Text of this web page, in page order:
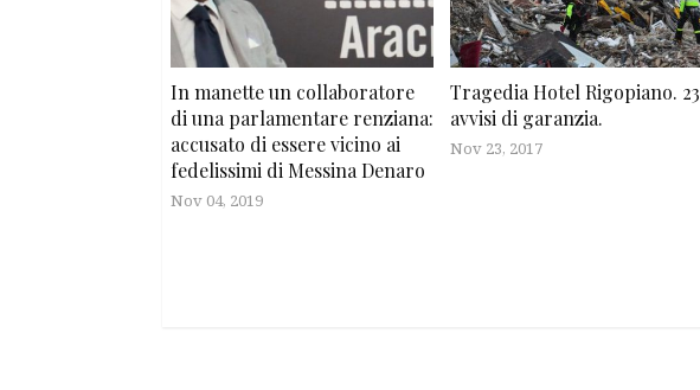
In manette un collaboratore
di una parlamentare renziana:
accusato di essere vicino ai
fedelissimi di Messina Denaro
Nov 04, 2019
Tragedia Hotel Rigopiano. 23
avvisi di garanzia.
Nov 23, 2017